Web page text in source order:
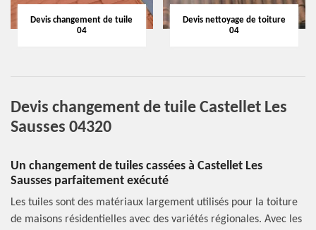
Devis changement de tuile
04
Devis nettoyage de toiture
04
Devis changement de tuile Castellet Les
Sausses 04320
Un changement de tuiles cassées à Castellet Les
Sausses parfaitement exécuté
Les tuiles sont des matériaux largement utilisés pour la toiture
de maisons résidentielles avec des variétés régionales. Avec les